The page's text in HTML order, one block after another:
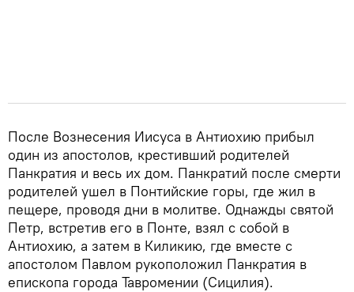
После Вознесения Иисуса в Антиохию прибыл
один из апостолов, крестивший родителей
Панкратия и весь их дом. Панкратий после смерти
родителей ушел в Понтийские горы, где жил в
пещере, проводя дни в молитве. Однажды cвятой
Петр, встретив его в Понте, взял с собой в
Антиохию, а затем в Киликию, где вместе с
апостолом Павлом рукоположил Панкратия в
епископа города Тавромении (Сицилия).